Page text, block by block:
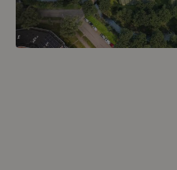
Pendorp wordt een
bewoners, fietsers en
Bonnema blijft in
tuinarchitect Mien Ruys.